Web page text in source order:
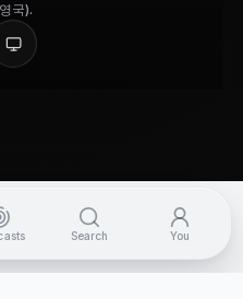
국).
Search You